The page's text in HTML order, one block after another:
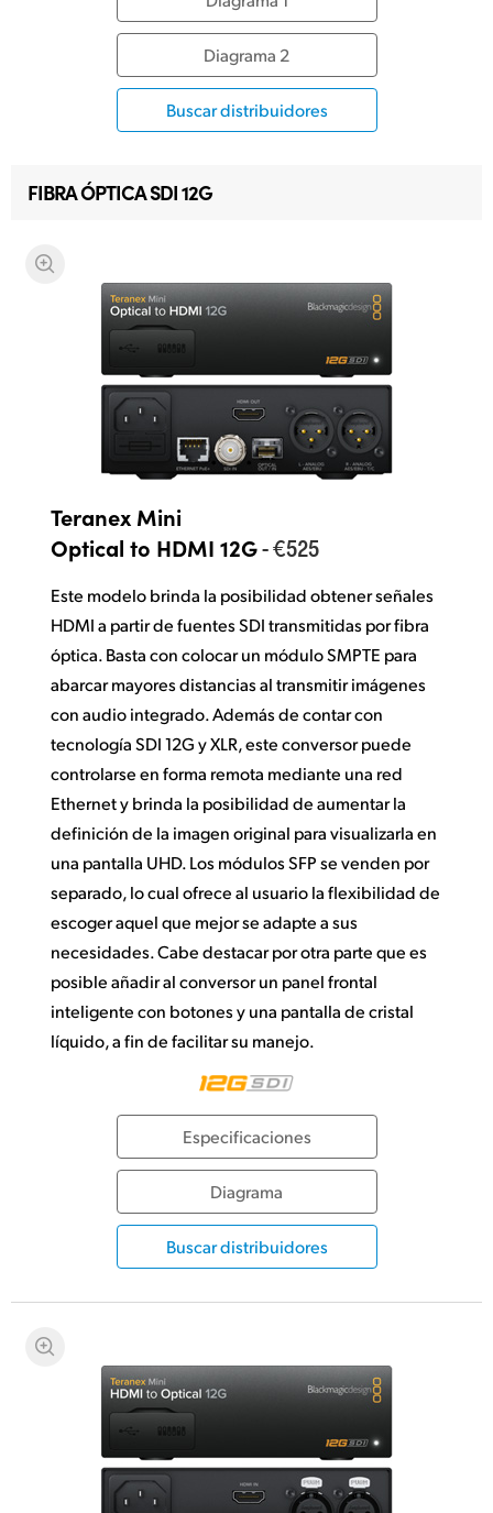
Diagrama 2
Buscar distribuidores
FIBRA ÓPTICA SDI 12G
Teranex Mini
Optical to HDMI 12G- €525
Este modelo brinda la posibilidad obtener señales
HDMI a partir de fuentes SDI transmitidas por fibra
óptica. Basta con colocar un módulo SMPTE para
abarcar mayores distancias al transmitir imágenes
con audio integrado. Además de contar con
tecnología SDI 12G y XLR, este conversor puede
controlarse en forma remota mediante una red
Ethernet y brinda la posibilidad de aumentar la
definición de la imagen original para visualizarla en
una pantalla UHD. Los módulos SFP se venden por
separado, lo cual ofrece al usuario la flexibilidad de
escoger aquel que mejor se adapte a sus
necesidades. Cabe destacar por otra parte que es
posible añadir al conversor un panel frontal
inteligente con botones y una pantalla de cristal
líquido, a fin de facilitar su manejo.
Especificaciones
Diagrama
Buscar distribuidores